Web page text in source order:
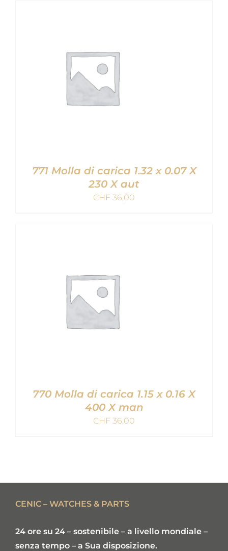
771 Molla di carica 1.32 x 0.07 X
230 X aut
CHF 36,00
770 Molla di carica 1.15 x 0.16 X
400 X man
CHF 36,00
CENIC – WATCHES & PARTS
24 ore su 24 – sostenibile – a livello mondiale –
senza tempo – a Sua disposizione.